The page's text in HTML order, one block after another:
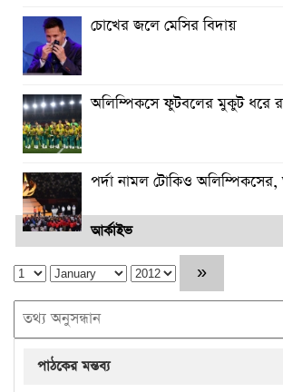
চোখের জলে মেসির বিদায়
অলিম্পিকসে ফুটবলের মুকুট ধরে
পর্দা নামল টোকিও অলিম্পিকসের,
আর্কাইভ
পাঠকের মন্তব্য